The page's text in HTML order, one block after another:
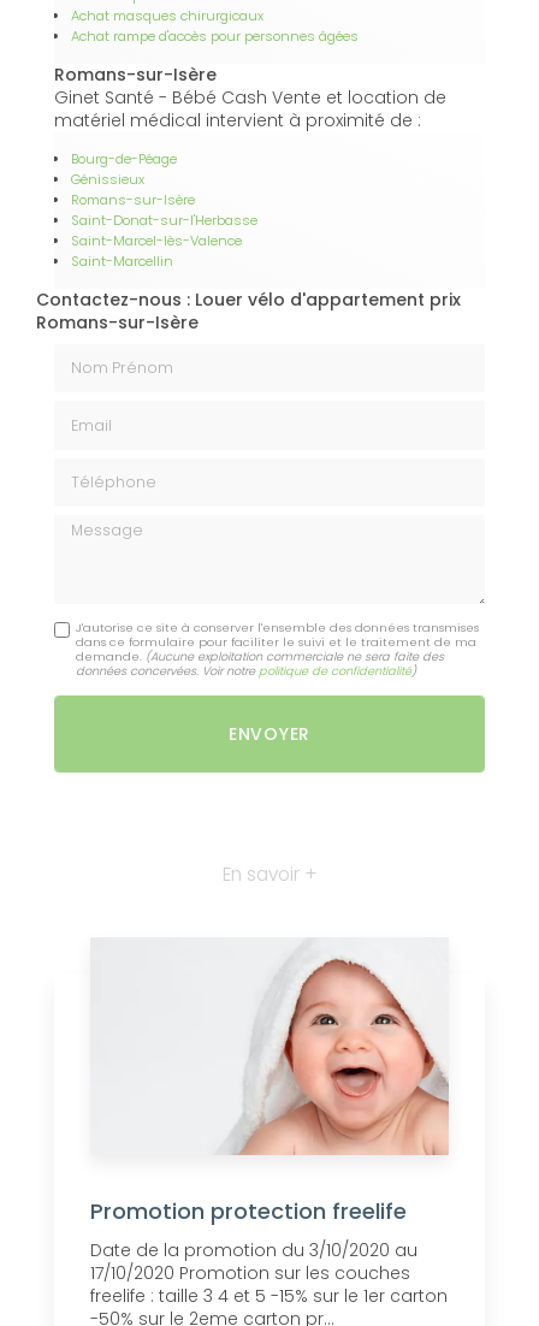
Achat masques chirurgicaux
Achat rampe d'accès pour personnes âgées
Romans-sur-Isère
Ginet Santé - Bébé Cash Vente et location de
matériel médical intervient à proximité de :
Bourg-de-Péage
Génissieux
Romans-sur-Isère
Saint-Donat-sur-l'Herbasse
Saint-Marcel-lès-Valence
Saint-Marcellin
Contactez-nous : Louer vélo d'appartement prix
Romans-sur-Isère
Message
J'autorise ce site à conserver l'ensemble des données transmises
dans ce formulaire pour faciliter le suivi et le traitement de ma
demande. (Aucune exploitation commerciale ne sera faite des
données concervées. Voir notre politique de confidentialité)
En savoir +
Promotion protection freelife
Date de la promotion du 3/10/2020 au
17/10/2020 Promotion sur les couches
freelife : taille 3 4 et 5 -15% sur le 1er carton
-50% sur le 2eme carton pr...